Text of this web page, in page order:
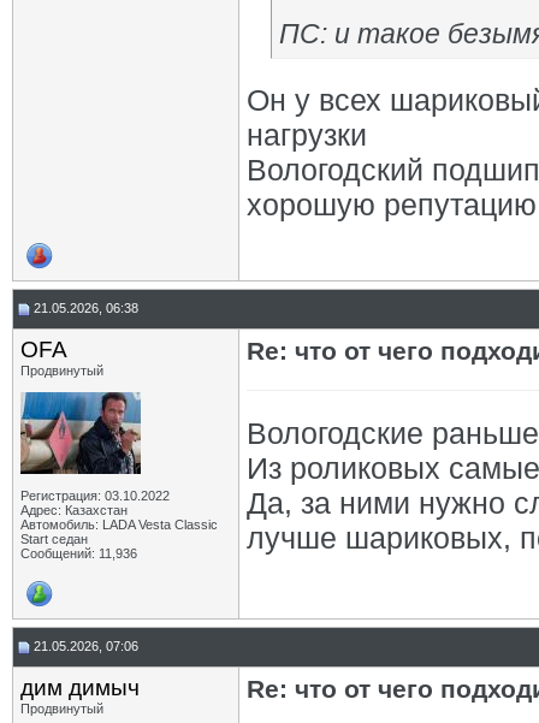
ПС: и такое
Он у всех
нагрузки
Вологодский
хорошую репутацию
21.05.2026, 06:38
OFA
Продвинутый
Регистрация: 03.10.2022
Адрес: Казахстан
Автомобиль: LADA Vesta Classic
Start седан
Сообщений: 11,936
Re: что от чего
Вологодские
Из роликовых
Да, за ними нужно
лучше шариковых,
21.05.2026, 07:06
дим димыч
Продвинутый
Re: что от чего